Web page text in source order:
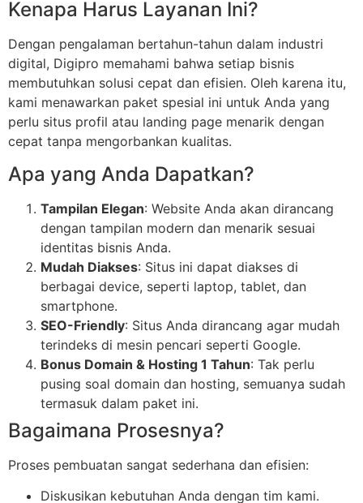
Kenapa Harus Layanan Ini?
Dengan pengalaman bertahun-tahun dalam industri
digital, Digipro memahami bahwa setiap bisnis
membutuhkan solusi cepat dan efisien. Oleh karena itu,
kami menawarkan paket spesial ini untuk Anda yang
perlu situs profil atau landing page menarik dengan
cepat tanpa mengorbankan kualitas.
Apa yang Anda Dapatkan?
Tampilan Elegan: Website Anda akan dirancang
dengan tampilan modern dan menarik sesuai
identitas bisnis Anda.
Mudah Diakses: Situs ini dapat diakses di
berbagai device, seperti laptop, tablet, dan
smartphone.
SEO-Friendly: Situs Anda dirancang agar mudah
terindeks di mesin pencari seperti Google.
Bonus Domain & Hosting 1 Tahun: Tak perlu
pusing soal domain dan hosting, semuanya sudah
termasuk dalam paket ini.
Bagaimana Prosesnya?
Proses pembuatan sangat sederhana dan efisien:
Diskusikan kebutuhan Anda dengan tim kami.